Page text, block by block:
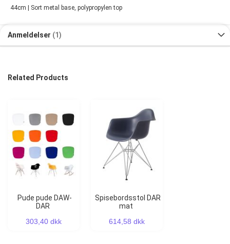
44cm | Sort metal base, polypropylen top
Anmeldelser 1
Related Products
Pude pude DAW-
DAR
303,40 dkk
Spisebordsstol DAR
mat
614,58 dkk